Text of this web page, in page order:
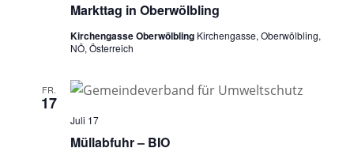
Markttag in Oberwölbling
Kirchengasse Oberwölbling Kirchengasse, Oberwölbling,
NÖ, Österreich
FR.
17
Müllabfuhr – BIO
Juli 17